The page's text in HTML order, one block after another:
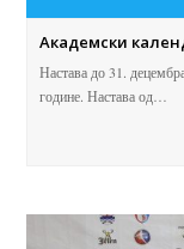
Акадeмски
Настава до 31.
године. Настава од…